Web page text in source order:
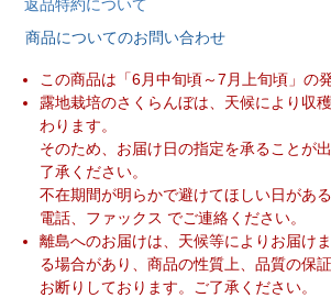
返品特約について
商品についてのお問い合わせ
この商品は「6月中旬頃～7月上旬頃」の
露地栽培のさくらんぼは、天候により収
わります。
そのため、お届け日の指定を承ることが
了承ください。
不在期間が明らかで避けてほしい日があ
電話、ファックス でご連絡ください。
離島へのお届けは、天候等によりお届け
る場合があり、商品の性質上、品質の保
お断りしております。ご了承ください。